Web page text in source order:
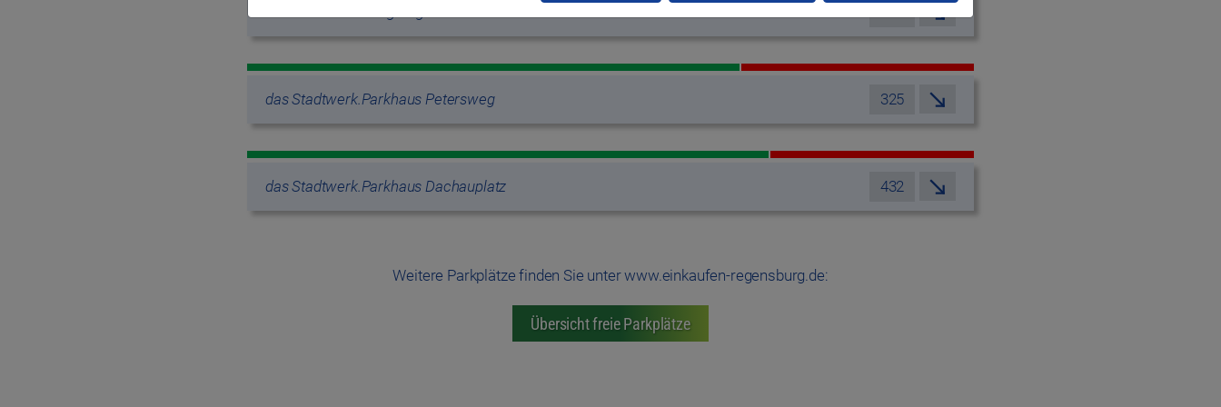
das Stadtwerk.Parkhaus Petersweg 325
das Stadtwerk.Parkhaus Dachauplatz 432
Weitere Parkplätze finden Sie unter www.einkaufen-regensburg.de:
Übersicht freie Parkplätze